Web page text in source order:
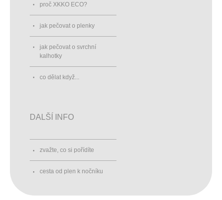
proč XKKO ECO?
jak pečovat o plenky
jak pečovat o svrchní
kalhotky
co dělat když...
DALŠÍ INFO
zvažte, co si pořídíte
cesta od plen k nočníku